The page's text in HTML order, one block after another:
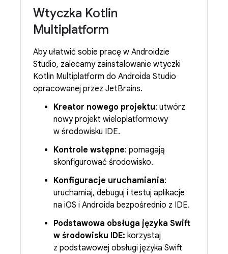
Wtyczka Kotlin
Multiplatform
Aby ułatwić sobie pracę w Androidzie
Studio, zalecamy zainstalowanie wtyczki
Kotlin Multiplatform do Androida Studio
opracowanej przez JetBrains.
Kreator nowego projektu: utwórz
nowy projekt wieloplatformowy
w środowisku IDE.
Kontrole wstępne: pomagają
skonfigurować środowisko.
Konfiguracje uruchamiania:
uruchamiaj, debuguj i testuj aplikacje
na iOS i Androida bezpośrednio z IDE.
Podstawowa obsługa języka Swift
w środowisku IDE: korzystaj
z podstawowej obsługi języka Swift